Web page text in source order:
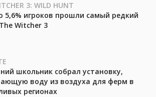
3: WILD HUNT
5,6% игроков прошли самый редкий
Witcher 3
школьник собрал установку,
воду из воздуха для ферм в
регионах